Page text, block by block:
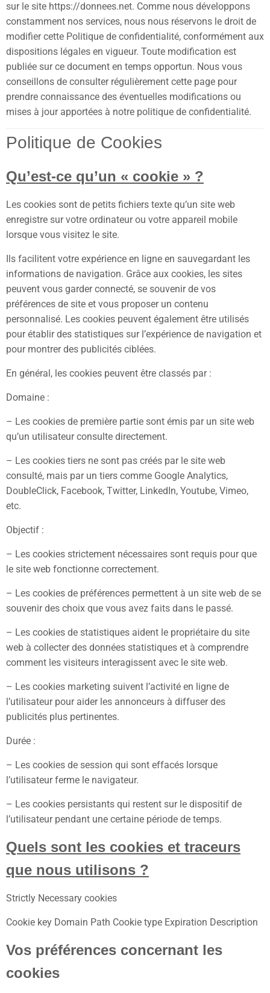
sur le site https://donnees.net. Comme nous développons
constamment nos services, nous nous réservons le droit de
modifier cette Politique de confidentialité, conformément aux
dispositions légales en vigueur. Toute modification est
publiée sur ce document en temps opportun. Nous vous
conseillons de consulter régulièrement cette page pour
prendre connaissance des éventuelles modifications ou
mises à jour apportées à notre politique de confidentialité.
Politique de Cookies
Qu’est-ce qu’un « cookie » ?
Les cookies sont de petits fichiers texte qu’un site web
enregistre sur votre ordinateur ou votre appareil mobile
lorsque vous visitez le site.
Ils facilitent votre expérience en ligne en sauvegardant les
informations de navigation. Grâce aux cookies, les sites
peuvent vous garder connecté, se souvenir de vos
préférences de site et vous proposer un contenu
personnalisé. Les cookies peuvent également être utilisés
pour établir des statistiques sur l’expérience de navigation et
pour montrer des publicités ciblées.
En général, les cookies peuvent être classés par :
Domaine :
– Les cookies de première partie sont émis par un site web
qu’un utilisateur consulte directement.
– Les cookies tiers ne sont pas créés par le site web
consulté, mais par un tiers comme Google Analytics,
DoubleClick, Facebook, Twitter, LinkedIn, Youtube, Vimеo,
etc.
Objectif :
– Les cookies strictement nécessaires sont requis pour que
le site web fonctionne correctement.
– Les cookies de préférences permettent à un site web de se
souvenir des choix que vous avez faits dans le passé.
– Les cookies de statistiques aident le propriétaire du site
web à collecter des données statistiques et à comprendre
comment les visiteurs interagissent avec le site web.
– Les cookies marketing suivent l’activité en ligne de
l’utilisateur pour aider les annonceurs à diffuser des
publicités plus pertinentes.
Durée :
– Les cookies de session qui sont effacés lorsque
l’utilisateur ferme le navigateur.
– Les cookies persistants qui restent sur le dispositif de
l’utilisateur pendant une certaine période de temps.
Quels sont les cookies et traceurs
que nous utilisons ?
Strictly Necessary cookies
Cookie key Domain Path Cookie type Expiration Description
Vos préférences concernant les
cookies